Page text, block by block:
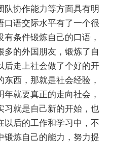
队协作能力等方面具有明
口语交际水平有了一个很
条件锻炼自己的口语，
多的外国朋友，锻炼了自
后走上社会做了个好的开
西，那就是社会经验，
就要真正的走向社会，
习就是自己新的开始，也
以后的工作和学习中，不
锻炼自己的能力，努力提